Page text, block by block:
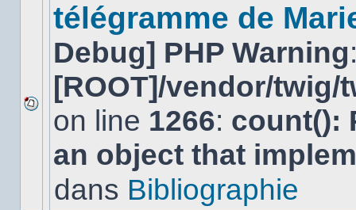
Aucun
nouveau
message
non-
dans
télégramme de
Debug] PHP Warning
[ROOT]/vendor/
on line 1266: count():
an object that
dans Bibliographie